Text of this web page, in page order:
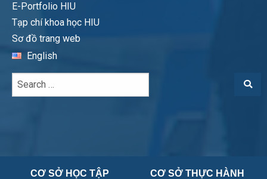
E-Portfolio HIU
Tạp chí khoa học HIU
Sơ đồ trang web
English
CƠ SỞ HỌC TẬP CƠ SỞ THỰC HÀNH